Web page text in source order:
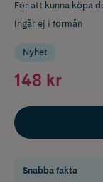
För att kunna köpa
Ingår ej i förmån
Nyhet
148 kr
Snabba fakta